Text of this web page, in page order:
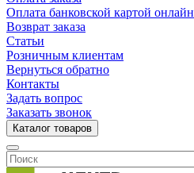
Оплата банковской картой онлайн
Возврат заказа
Статьи
Розничным клиентам
Вернуться обратно
Контакты
Задать вопрос
Заказать звонок
Каталог товаров